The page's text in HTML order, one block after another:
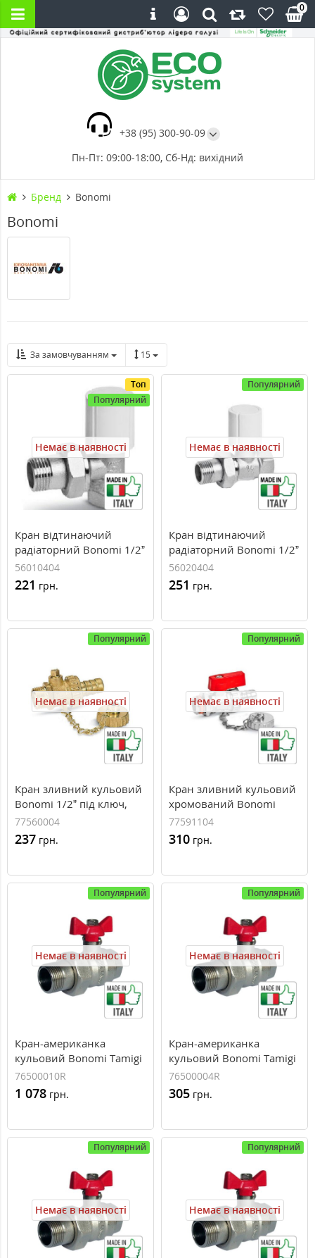
+38 (95) 300-90-09
Пн-Пт: 09:00-18:00, Сб-Нд: вихідний
0
Бренд Bonomi
Bonomi
За замовчуванням 15
Топ
Популярний
Немає в наявності
Кран відтинаючий
радіаторний Bonomi 1/2”
HВ кутовий, ручка-
регулятор
56010404
221 грн.
Популярний
Немає в наявності
Кран відтинаючий
радіаторний Bonomi 1/2”
HВ прямий, ручка-
регулятор
56020404
251 грн.
Популярний
Немає в наявності
Кран зливний кульовий
Bonomi 1/2” під ключ,
77560004
77560004
237 грн.
Популярний
Немає в наявності
Кран зливний кульовий
хромований Bonomi
1/2”, 77591104
77591104
310 грн.
Популярний
Немає в наявності
Кран-американка
кульовий Bonomi Tamigi
1 1/4” ВН `метелик`,
76500010R
76500010R
1 078 грн.
Популярний
Немає в наявності
Кран-американка
кульовий Bonomi Tamigi
1/2” ВН `метелик`,
76500004R
76500004R
305 грн.
Популярний
Немає в наявності
Популярний
Немає в наявності